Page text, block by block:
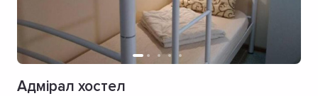
Адмірал хостел